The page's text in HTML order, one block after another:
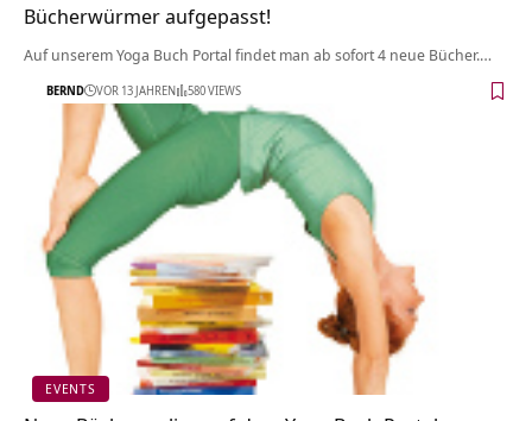
Bücherwürmer aufgepasst!
Auf unserem Yoga Buch Portal findet man ab sofort 4 neue Bücher.…
BERND VOR 13 JAHREN 580 VIEWS
EVENTS